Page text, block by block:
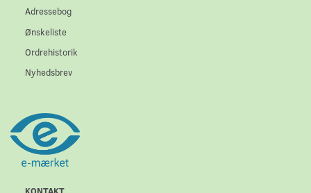
Adressebog
Ønskeliste
Ordrehistorik
Nyhedsbrev